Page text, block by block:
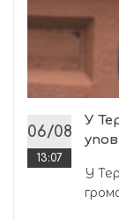
06/08
13:07
У
У